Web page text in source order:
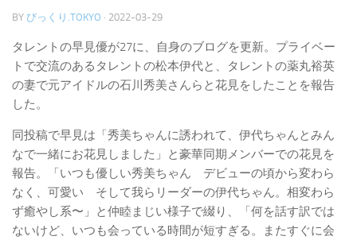
BY びっくり.TOKYO · 2022-03-29
タレントの早見優が27に、自身のブログを更新。プライベー
トで交流のあるタレントの松本伊代と、タレントの薬丸裕英
の妻で元アイドルの石川秀美さんらと花見をしたことを報告
した。
同投稿で早見は「秀美ちゃんに誘われて、伊代ちゃんとみん
なで一緒にお花見しました」と豪華同期メンバーでの花見を
報告。「いつも優しい秀美ちゃん デビューの頃から変わら
なく、可愛い そして我らリーダーの伊代ちゃん。相変わら
ず癒やし系〜」と仲睦まじい様子で綴り、「何を話す訳では
ないけど、いつも会っている時間が短すぎる。またすぐに会